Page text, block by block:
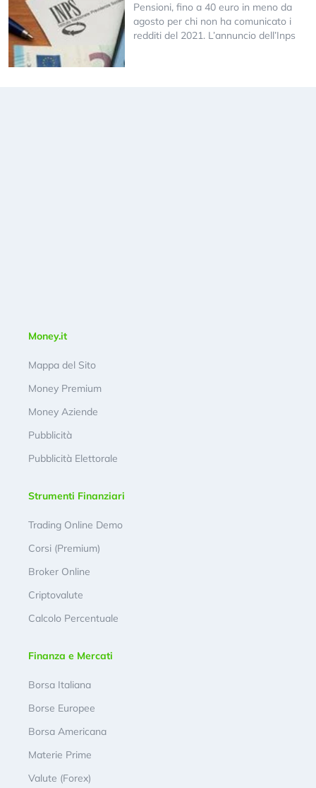
Pensioni, fino a 40 euro in meno da
agosto per chi non ha comunicato i
redditi del 2021. L’annuncio dell’Inps
Money.it
Mappa del Sito
Money Premium
Money Aziende
Pubblicità
Pubblicità Elettorale
Strumenti Finanziari
Trading Online Demo
Corsi (Premium)
Broker Online
Criptovalute
Calcolo Percentuale
Finanza e Mercati
Borsa Italiana
Borse Europee
Borsa Americana
Materie Prime
Valute (Forex)